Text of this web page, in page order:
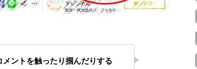
メントを触ったり掴んだりする